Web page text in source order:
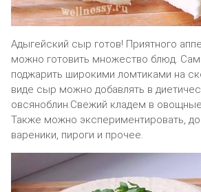
Адыгейский сыр готов! Приятного
можно готовить множество блюд.
поджарить широкими ломтиками на
виде сыр можно добавлять в
овсяноблин.Свежий кладем в
Также можно экспериментировать,
вареники, пироги и прочее.